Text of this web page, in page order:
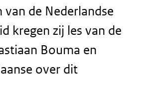
van de Nederlandse
kregen zij les van de
Bouma en
over dit